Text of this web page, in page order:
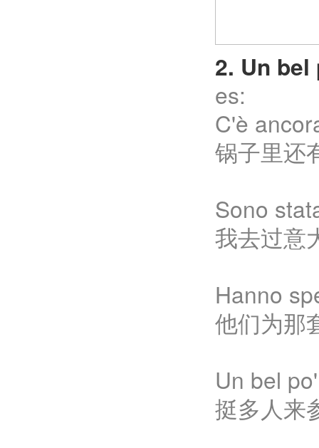
2. Un bel
es:
C'è
锅子里还
Sono
我去过意
Hanno
他们为那
Un bel
挺多人来